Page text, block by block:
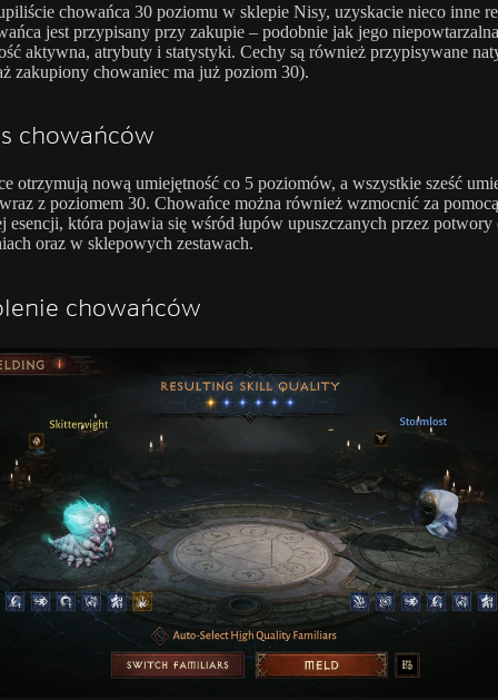
chowańca 30 poziomu w sklepie Nisy, uzyskacie nieco inne
jest przypisany przy zakupie – podobnie jak jego niepowtarzalna
aktywna, atrybuty i statystyki. Cechy są również przypisywane
zakupiony chowaniec ma już poziom 30).
chowańców
otrzymują nową umiejętność co 5 poziomów, a wszystkie sześć
z poziomem 30. Chowańce można również wzmocnić za pomocą
esencji, która pojawia się wśród łupów upuszczanych przez potwory
oraz w sklepowych zestawach.
chowańców